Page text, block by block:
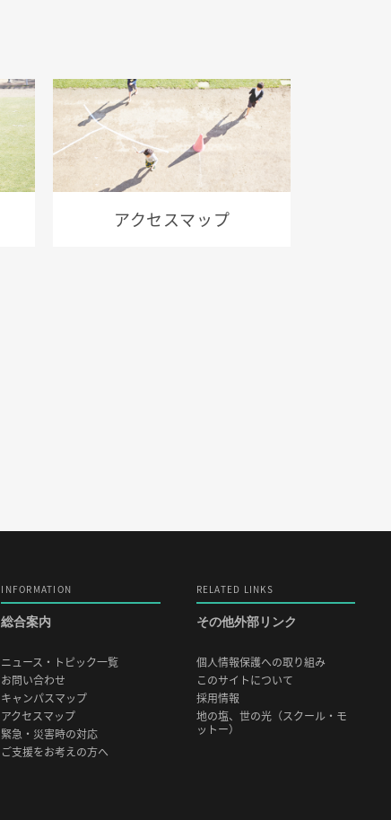
アクセスマップ
INFORMATION
総合案内
ニュース・トピック一覧
お問い合わせ
キャンパスマップ
アクセスマップ
緊急・災害時の対応
ご支援をお考えの方へ
RELATED LINKS
その他外部リンク
個人情報保護への取り組み
このサイトについて
採用情報
地の塩、世の光（スクール・モ
ットー）